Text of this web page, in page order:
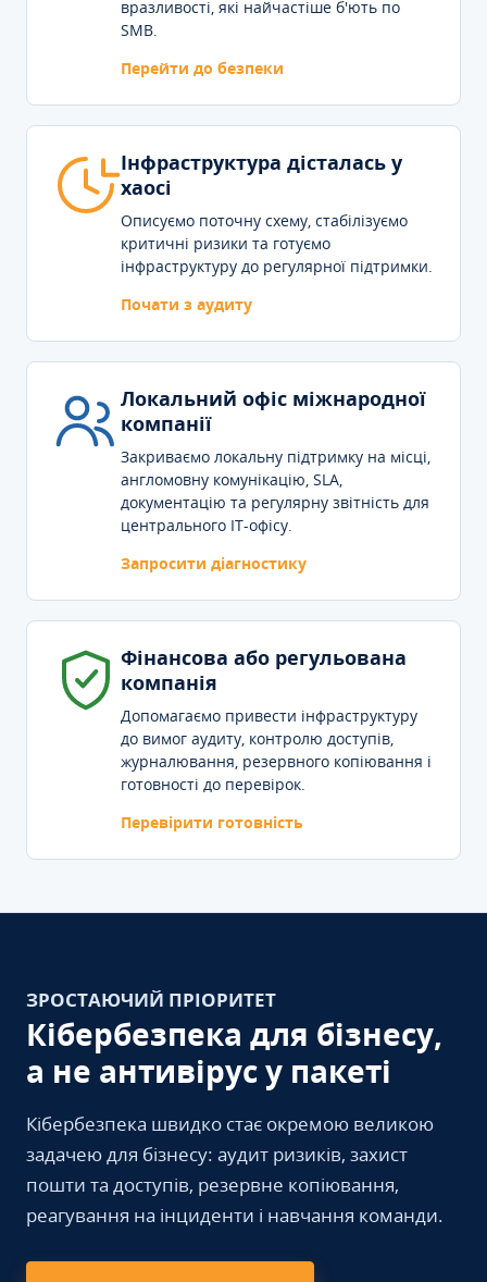
вразливості, які найчастіше б'ють по
SMB.
Перейти до безпеки
Інфраструктура дісталась у
хаосі
Описуємо поточну схему, стабілізуємо
критичні ризики та готуємо
інфраструктуру до регулярної підтримки.
Почати з аудиту
Локальний офіс міжнародної
компанії
Закриваємо локальну підтримку на місці,
англомовну комунікацію, SLA,
документацію та регулярну звітність для
центрального IT-офісу.
Запросити діагностику
Фінансова або регульована
компанія
Допомагаємо привести інфраструктуру
до вимог аудиту, контролю доступів,
журналювання, резервного копіювання і
готовності до перевірок.
Перевірити готовність
ЗРОСТАЮЧИЙ ПРІОРИТЕТ
Кібербезпека для бізнесу,
а не антивірус у пакеті
Кібербезпека швидко стає окремою великою
задачею для бізнесу: аудит ризиків, захист
пошти та доступів, резервне копіювання,
реагування на інциденти і навчання команди.